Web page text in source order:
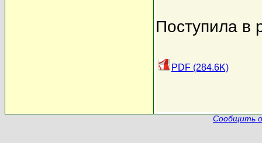
Поступила в
PDF (284.6K)
Сообщить о